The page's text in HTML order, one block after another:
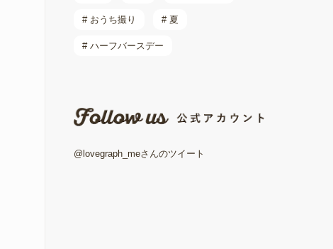
# おうち撮り # 夏
# ハーフバースデー
@lovegraph_meさんのツイート